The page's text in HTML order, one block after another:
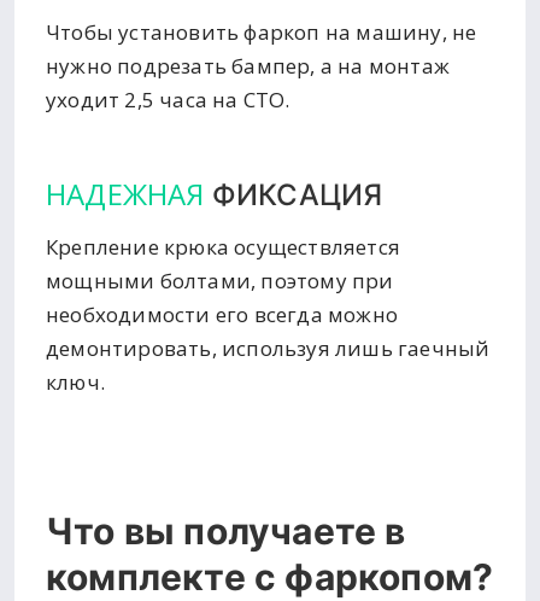
Чтобы установить фаркоп на машину, не
нужно подрезать бампер, а на монтаж
уходит 2,5 часа на СТО.
НАДЕЖНАЯ ФИКСАЦИЯ
Крепление крюка осуществляется
мощными болтами, поэтому при
необходимости его всегда можно
демонтировать, используя лишь гаечный
ключ.
Что вы получаете в
комплекте с фаркопом?